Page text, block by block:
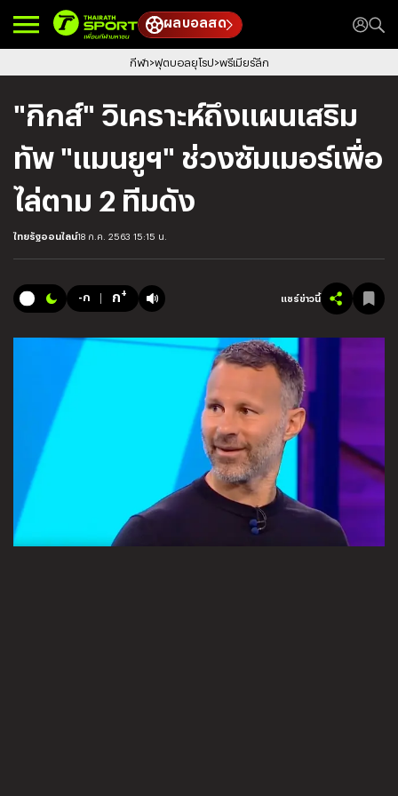
ผลบอลสด
กีฬา ฟุตบอลยุโรป พรีเมียร์ลีก
"กิกส์" วิเคราะห์ถึงแผนเสริม
ทัพ "แมนยูฯ" ช่วงซัมเมอร์เพื่อ
ไล่ตาม 2 ทีมดัง
ไทยรัฐออนไลน์18 ก.ค. 2563 15:15 น.
-ก ก+ แชร์ข่าวนี้